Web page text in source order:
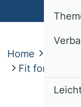
Home
Fit for